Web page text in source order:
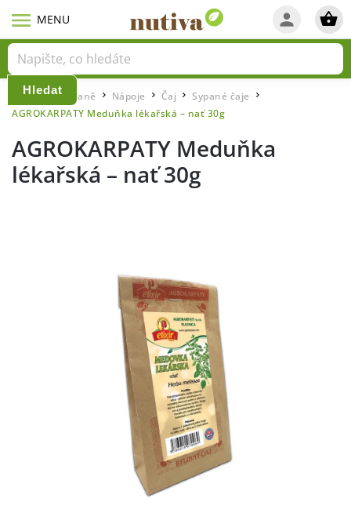
Hledat
Domů / Snídaně Nápoje Čaj / Sypané čaje
AGROKARPATY Meduňka lékařská – nať 30g
AGROKARPATY Meduňka
lékařská – nať 30g